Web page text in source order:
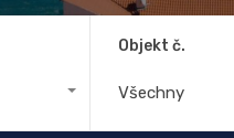
Objekt č.